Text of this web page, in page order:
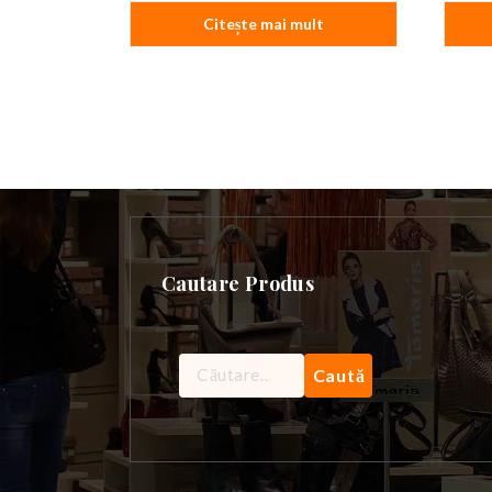
a
fost:
729,99 lei.
este:
Citește mai mult
Cautare Produs
Caută
după: